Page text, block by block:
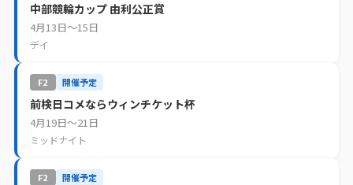
中部競輪カップ 由利公正賞
4月13日〜15日
デイ
F2 開催予定
前検日コメならウィンチケット杯
4月19日〜21日
ミッドナイト
F2 開催予定